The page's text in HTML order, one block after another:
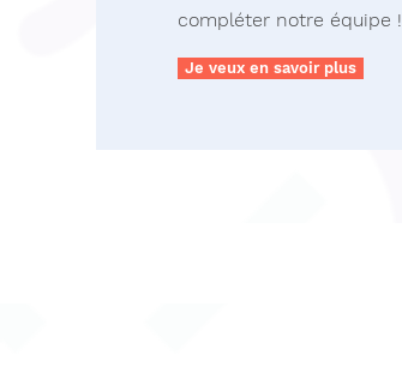
compléter notre équipe !
Je veux en savoir plus